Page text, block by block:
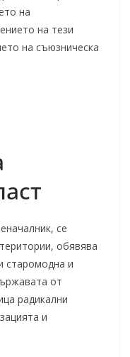
на
на тези
на съюзническа
се
обявява
старомодна и
от
радикални
и